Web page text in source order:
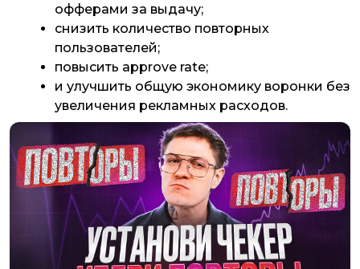
офферами за выдачу;
снизить количество повторных
пользователей;
повысить approve rate;
и улучшить общую экономику воронки без
увеличения рекламных расходов.